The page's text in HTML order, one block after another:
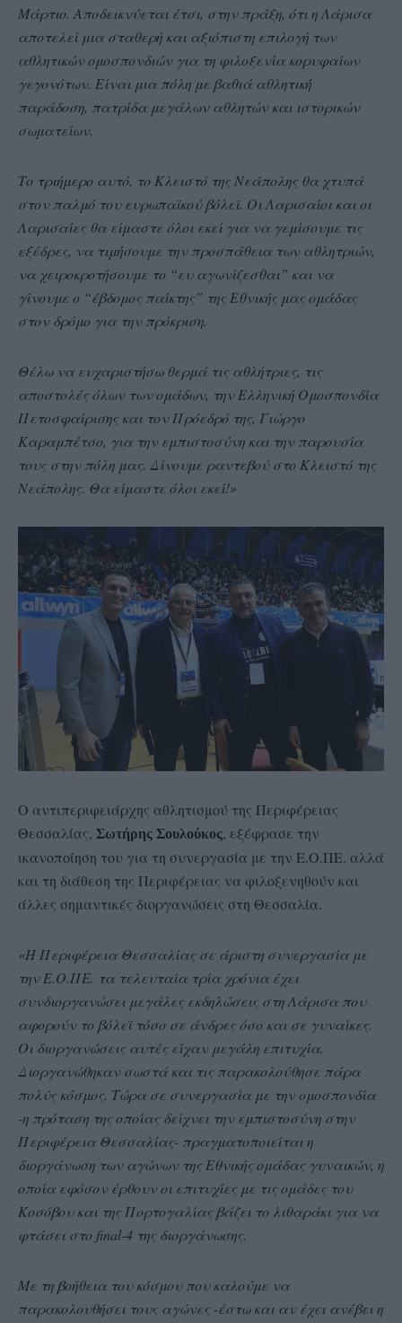
Μάρτιο. Αποδεικνύεται έτσι, στην πράξη, ότι η Λάρισα
αποτελεί μια σταθερή και αξιόπιστη επιλογή των
αθλητικών ομοσπονδιών για τη φιλοξενία κορυφαίων
γεγονότων. Είναι μια πόλη με βαθιά αθλητική
παράδοση, πατρίδα μεγάλων αθλητών και ιστορικών
σωματείων.
Το τριήμερο αυτό, το Κλειστό της Νεάπολης θα χτυπά
στον παλμό του ευρωπαϊκού βόλεϊ. Οι Λαρισαίοι και οι
Λαρισαίες θα είμαστε όλοι εκεί για να γεμίσουμε τις
εξέδρες, να τιμήσουμε την προσπάθεια των αθλητριών,
να χειροκροτήσουμε το “ευ αγωνίζεσθαι” και να
γίνουμε ο “έβδομος παίκτης” της Εθνικής μας ομάδας
στον δρόμο για την πρόκριση.
Θέλω να ευχαριστήσω θερμά τις αθλήτριες, τις
αποστολές όλων των ομάδων, την Ελληνική Ομοσπονδία
Πετοσφαίρισης και τον Πρόεδρό της, Γιώργο
Καραμπέτσο, για την εμπιστοσύνη και την παρουσία
τους στην πόλη μας. Δίνουμε ραντεβού στο Κλειστό της
Νεάπολης. Θα είμαστε όλοι εκεί!»
Ο αντιπεριφειάρχης αθλητισμού της Περιφέρειας
Θεσσαλίας, Σωτήρης Σουλούκος, εξέφρασε την
ικανοποίηση του για τη συνεργασία με την Ε.Ο.ΠΕ. αλλά
και τη διάθεση της Περιφέρειας να φιλοξενηθούν και
άλλες σημαντικές διοργανώσεις στη Θεσσαλία.
«Η Περιφέρεια Θεσσαλίας σε άριστη συνεργασία με
την Ε.Ο.ΠΕ. τα τελευταία τρία χρόνια έχει
συνδιοργανώσει μεγάλες εκδηλώσεις στη Λάρισα που
αφορούν το βόλεϊ τόσο σε άνδρες όσο και σε γυναίκες.
Οι διοργανώσεις αυτές είχαν μεγάλη επιτυχία.
Διοργανώθηκαν σωστά και τις παρακολούθησε πάρα
πολύς κόσμος. Τώρα σε συνεργασία με την ομοσπονδία
-η πρόταση της οποίας δείχνει την εμπιστοσύνη στην
Περιφέρεια Θεσσαλίας- πραγματοποιείται η
διοργάνωση των αγώνων της Εθνικής ομάδας γυναικών, η
οποία εφόσον έρθουν οι επιτυχίες με τις ομάδες του
Κοσόβου και της Πορτογαλίας βάζει το λιθαράκι για να
φτάσει στο final-4 της διοργάνωσης.
Με τη βοήθεια του κόσμου που καλούμε να
παρακολουθήσει τους αγώνες -έστω και αν έχει ανέβει η